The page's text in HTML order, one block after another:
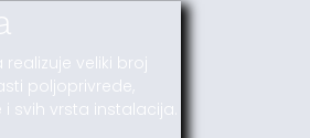
veliki broj
poljoprivrede,
svih vrsta instalacija.